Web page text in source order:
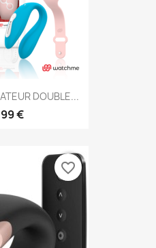
DOUBLE...
€
favorite_border